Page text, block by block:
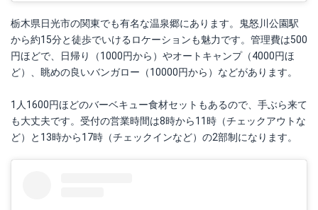
栃木県日光市の関東でも有名な温泉郷にあります。鬼怒川公園駅
から約15分と徒歩でいけるロケーションも魅力です。管理費は500
円ほどで、日帰り（1000円から）やオートキャンプ（4000円ほ
ど）、眺めの良いバンガロー（10000円から）などがあります。
1人1600円ほどのバーベキュー食材セットもあるので、手ぶら来て
も大丈夫です。受付の営業時間は8時から11時（チェックアウトな
ど）と13時から17時（チェックインなど）の2部制になります。